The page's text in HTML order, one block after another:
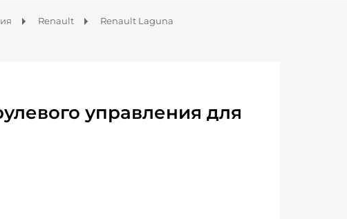
Renault Renault Laguna
управления для